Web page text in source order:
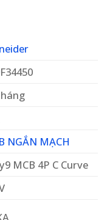
NGẮN MẠCH
MCB 4P C Curve